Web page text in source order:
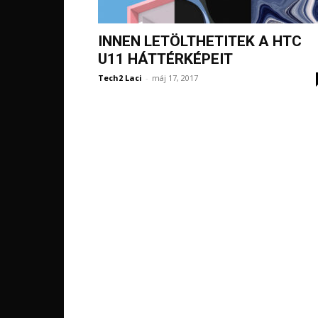
INNEN LETÖLTHETITEK A HTC
U11 HÁTTÉRKÉPEIT
Tech2 Laci - máj 17, 2017